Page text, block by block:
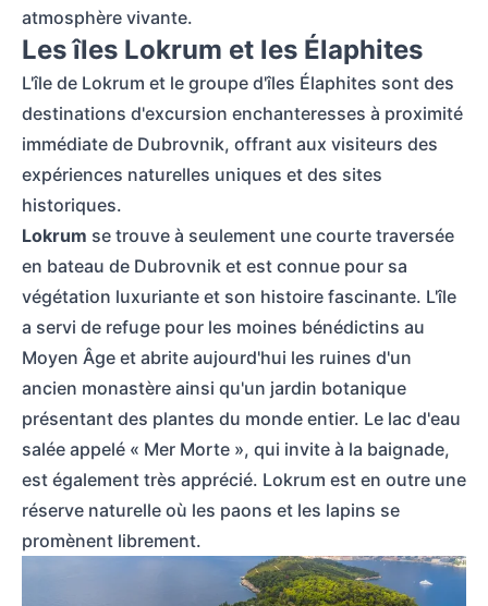
atmosphère vivante.
Les îles Lokrum et les Élaphites
L'île de Lokrum et le groupe d'îles Élaphites sont des
destinations d'excursion enchanteresses à proximité
immédiate de Dubrovnik, offrant aux visiteurs des
expériences naturelles uniques et des sites
historiques.
Lokrum se trouve à seulement une courte traversée
en bateau de Dubrovnik et est connue pour sa
végétation luxuriante et son histoire fascinante. L'île
a servi de refuge pour les moines bénédictins au
Moyen Âge et abrite aujourd'hui les ruines d'un
ancien monastère ainsi qu'un jardin botanique
présentant des plantes du monde entier. Le lac d'eau
salée appelé « Mer Morte », qui invite à la baignade,
est également très apprécié. Lokrum est en outre une
réserve naturelle où les paons et les lapins se
promènent librement.